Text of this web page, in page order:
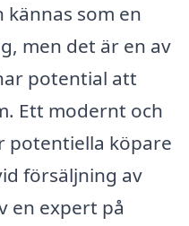
som en
men det är en av
potential att
Ett modernt och
potentiella köpare
försäljning av
en expert på